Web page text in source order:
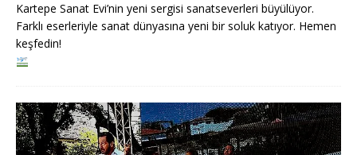
Kartepe Sanat Evi’nin yeni sergisi sanatseverleri büyülüyor.
Farklı eserleriyle sanat dünyasına yeni bir soluk katıyor. Hemen
keşfedin!